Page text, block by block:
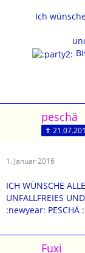
Ich
peschä
✝
1. Januar 2016
ICH WÜNSCHE
UNFALLFREIES
:newyear: PESCHÄ
Fuxi